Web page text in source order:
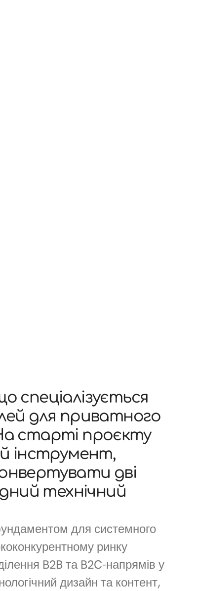
спеціалізується
для приватного
старті проєкту
інструмент,
дві
технічний
для системного
ринку
B2B та B2C-напрямів у
дизайн та контент,